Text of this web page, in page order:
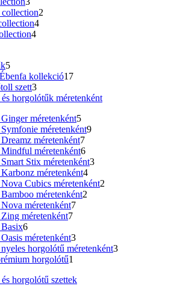
2
4
4
5
kollekció17
szett3
horgolótűk méretenként
méretenként5
méretenként9
méretenként7
méretenként6
Stix méretenként3
méretenként4
Cubics méretenként2
méretenként2
méretenként7
méretenként7
6
méretenként3
horgolótű méretenként3
horgolótű1
horgolótű szettek